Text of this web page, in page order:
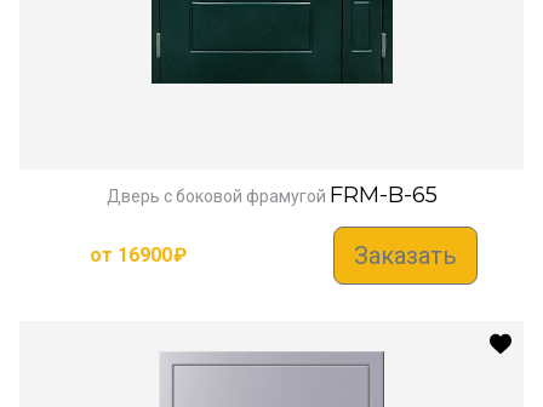
Дверь с боковой фрамугой FRM-B-65
от 16900₽ Заказать